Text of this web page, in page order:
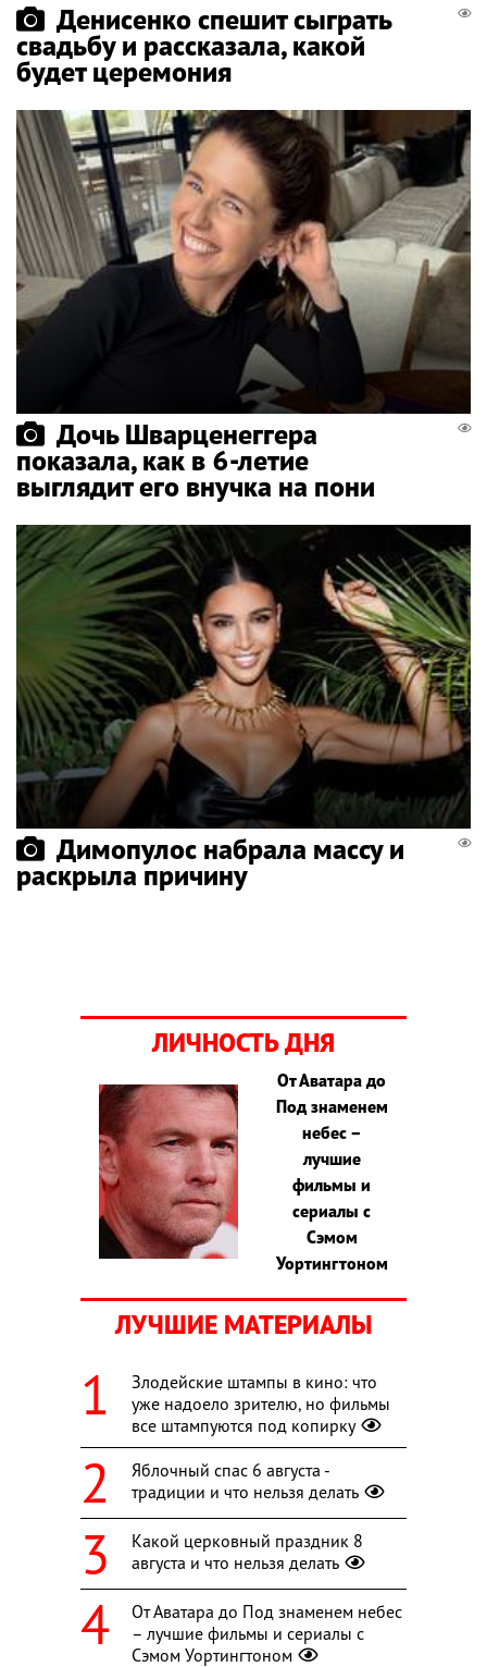
Денисенко спешит сыграть
свадьбу и рассказала, какой
будет церемония
Дочь Шварценеггера
показала, как в 6-летие
выглядит его внучка на пони
Димопулос набрала массу и
раскрыла причину
ЛИЧНОСТЬ ДНЯ
От Аватара до
Под знаменем
небес –
лучшие
фильмы и
сериалы с
Сэмом
Уортингтоном
ЛУЧШИЕ МАТЕРИАЛЫ
Злодейские штампы в кино: что
уже надоело зрителю, но фильмы
все штампуются под копирку
Яблочный спас 6 августа -
традиции и что нельзя делать
Какой церковный праздник 8
августа и что нельзя делать
От Аватара до Под знаменем небес
– лучшие фильмы и сериалы с
Сэмом Уортингтоном